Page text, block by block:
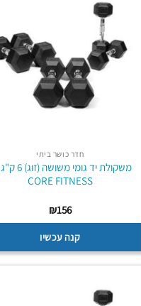
חדר כושר ביתי
CORE FITNESS
₪156
קנה עכשיו